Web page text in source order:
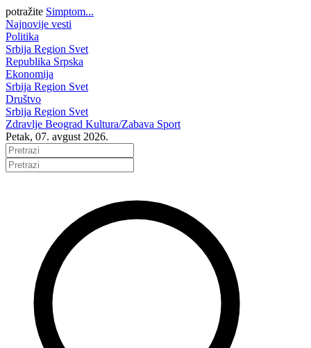
potražite Simptom...
Najnovije vesti
Politika
Srbija Region Svet
Republika Srpska
Ekonomija
Srbija Region Svet
Društvo
Srbija Region Svet
Zdravlje Beograd Kultura/Zabava Sport
Petak, 07. avgust 2026.